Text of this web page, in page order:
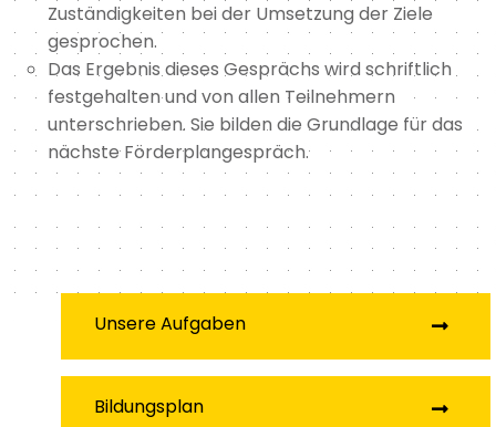
Zuständigkeiten bei der Umsetzung der Ziele
gesprochen.
Das Ergebnis dieses Gesprächs wird schriftlich
festgehalten und von allen Teilnehmern
unterschrieben. Sie bilden die Grundlage für das
nächste Förderplangespräch.
Unsere Aufgaben
Bildungsplan